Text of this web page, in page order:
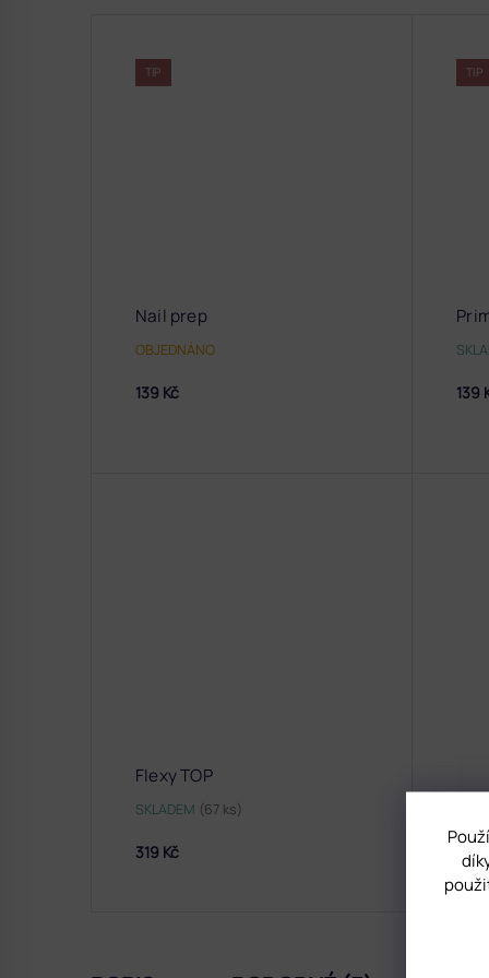
TIP
Nail prep
OBJEDNÁNO
139 Kč
TIP
139
Flexy TOP
SKLADEM (67 ks)
319 Kč